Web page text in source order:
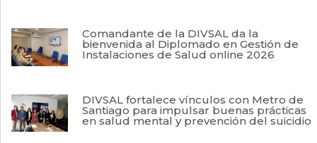
Comandante de la DIVSAL da la
bienvenida al Diplomado en Gestión de
Instalaciones de Salud online 2026
DIVSAL fortalece vínculos con Metro de
Santiago para impulsar buenas prácticas
en salud mental y prevención del suicidio